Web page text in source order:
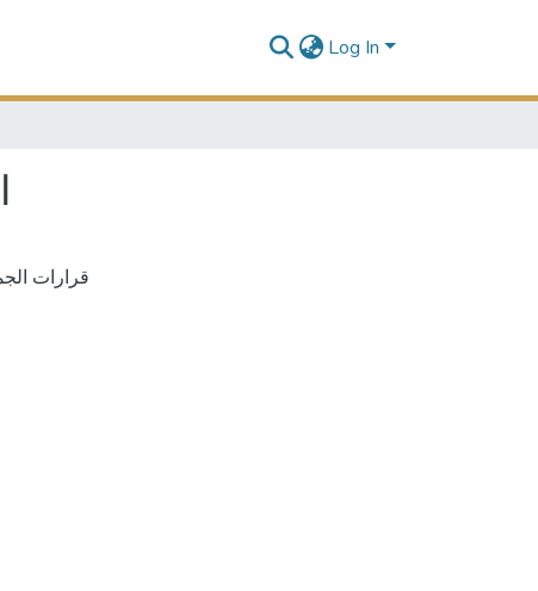
Log In
قرارات